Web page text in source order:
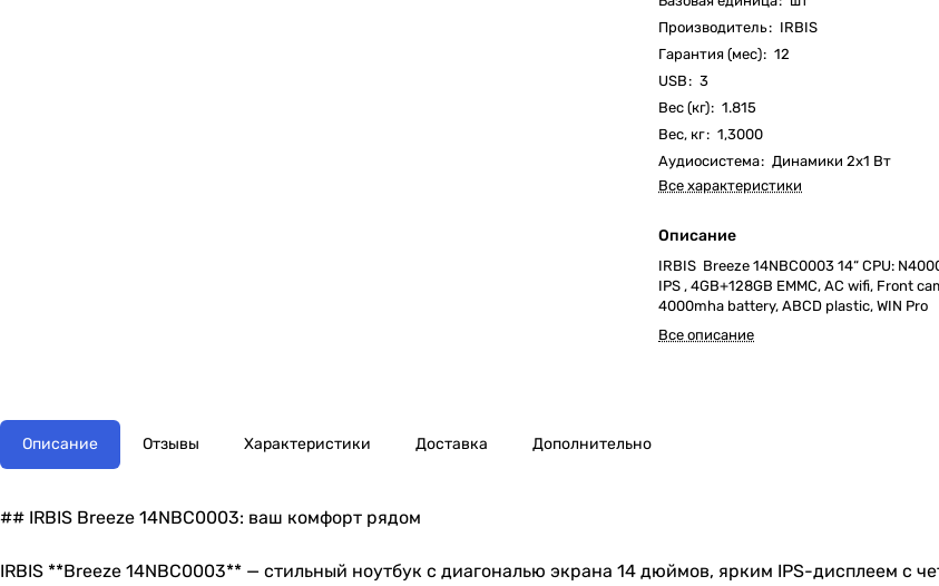
Производитель: IRBIS
Гарантия (мес): 12
USB: 3
Вес (кг): 1.815
Вес, кг: 1,3000
Аудиосистема: Динамики 2х1 Вт
Все характеристики
Описание
IRBIS Breeze 14NBC0003 14“ CPU:
IPS , 4GB+128GB EMMC, AC wifi, Front
4000mha battery, ABCD plastic, WIN Pro
Все описание
Описание Отзывы Характеристики Доставка Дополнительно
## IRBIS Breeze 14NBC0003: ваш комфорт рядом
IRBIS **Breeze 14NBC0003** — стильный ноутбук с диагональю экрана 14 дюймов, ярким IPS-дисплеем с